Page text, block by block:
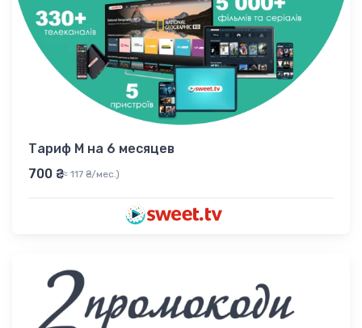
Тариф M на 6 месяцев
700 ₴ (≈ 117 ₴/мес.)